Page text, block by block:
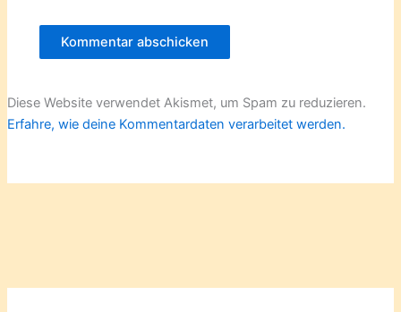
Diese Website verwendet Akismet, um Spam zu reduzieren.
Erfahre, wie deine Kommentardaten verarbeitet werden.